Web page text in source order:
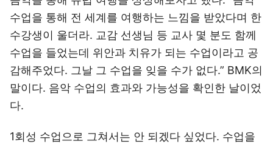
수업을 통해 전 세계를 여행하는 느낌을 받았다며 한
수강생이 울더라. 교감 선생님 등 교사 몇 분도 함께
수업을 들었는데 위안과 치유가 되는 수업이라고 공
감해주었다. 그날 그 수업을 잊을 수가 없다.” BMK의
말이다. 음악 수업의 효과와 가능성을 확인한 날이었
다.
1회성 수업으로 그쳐서는 안 되겠다 싶었다. 수업을